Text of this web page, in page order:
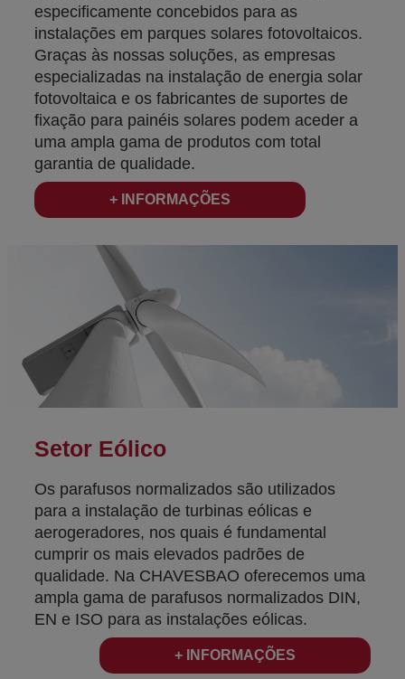
especificamente concebidos para as
instalações em parques solares fotovoltaicos.
Graças às nossas soluções, as empresas
especializadas na instalação de energia solar
fotovoltaica e os fabricantes de suportes de
fixação para painéis solares podem aceder a
uma ampla gama de produtos com total
garantia de qualidade.
+ INFORMAÇÕES
Setor Eólico
Os parafusos normalizados são utilizados
para a instalação de turbinas eólicas e
aerogeradores, nos quais é fundamental
cumprir os mais elevados padrões de
qualidade. Na CHAVESBAO oferecemos uma
ampla gama de parafusos normalizados DIN,
EN e ISO para as instalações eólicas.
+ INFORMAÇÕES